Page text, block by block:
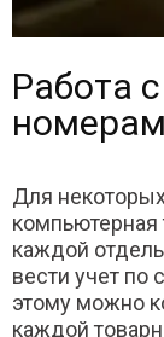
Работа
Для
компьютерная
каждой
вести учет по
этому можно
каждой